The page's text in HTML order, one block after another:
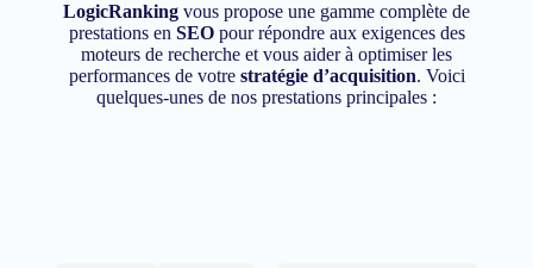
LogicRanking vous propose une gamme complète de
prestations en SEOpour répondre aux exigences des
moteurs de recherche et vous aider à optimiser les
performances de votre stratégie d’acquisition. Voici
quelques-unes de nos prestations principales :